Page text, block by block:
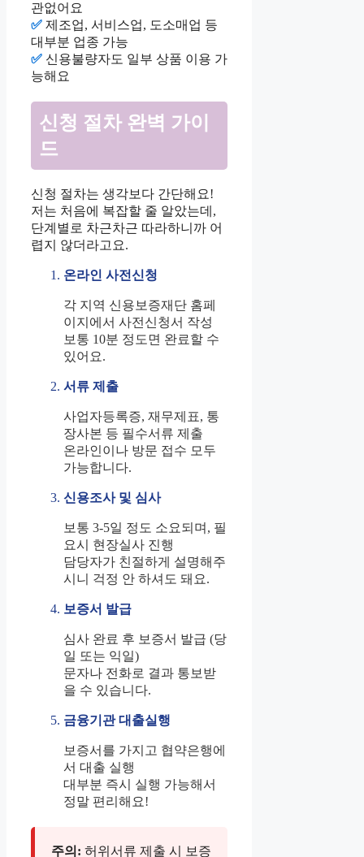
관없어요
✅ 제조업, 서비스업, 도소매업 등
대부분 업종 가능
✅ 신용불량자도 일부 상품 이용 가
능해요
신청 절차 완벽 가이
드
신청 절차는 생각보다 간단해요!
저는 처음에 복잡할 줄 알았는데,
단계별로 차근차근 따라하니까 어
렵지 않더라고요.
온라인 사전신청
각 지역 신용보증재단 홈페
이지에서 사전신청서 작성
보통 10분 정도면 완료할 수
있어요.
서류 제출
사업자등록증, 재무제표, 통
장사본 등 필수서류 제출
온라인이나 방문 접수 모두
가능합니다.
신용조사 및 심사
보통 3-5일 정도 소요되며, 필
요시 현장실사 진행
담당자가 친절하게 설명해주
시니 걱정 안 하셔도 돼요.
보증서 발급
심사 완료 후 보증서 발급 (당
일 또는 익일)
문자나 전화로 결과 통보받
을 수 있습니다.
금융기관 대출실행
보증서를 가지고 협약은행에
서 대출 실행
대부분 즉시 실행 가능해서
정말 편리해요!
주의: 허위서류 제출 시 보증